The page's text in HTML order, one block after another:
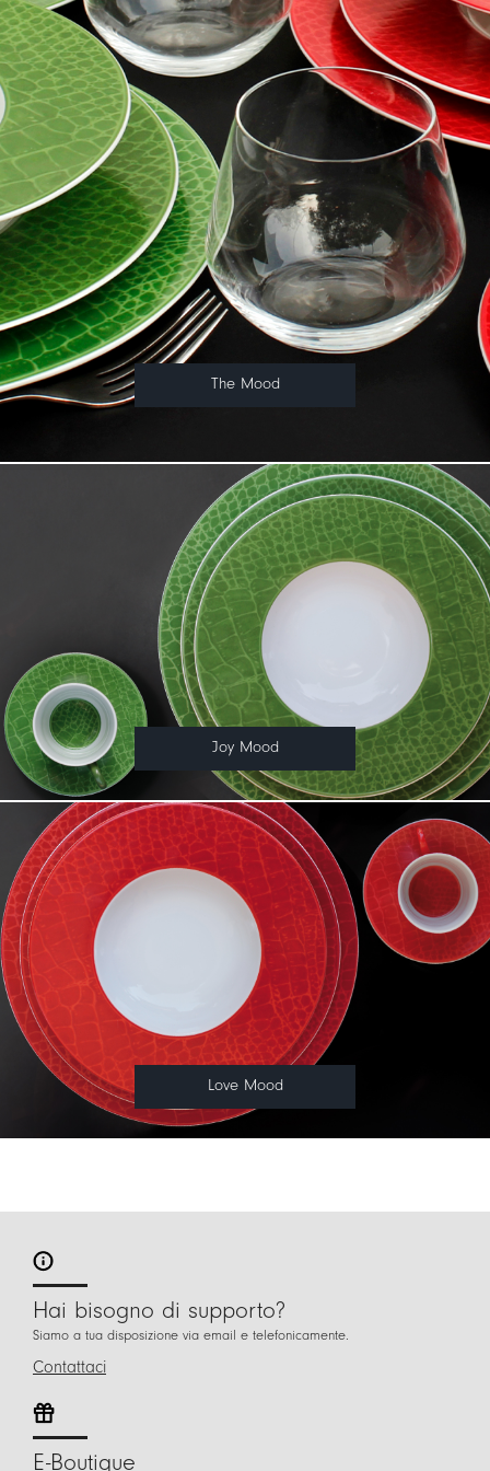
The Mood
Joy Mood
Love Mood
Hai bisogno di supporto?
Siamo a tua disposizione via email e telefonicamente.
Contattaci
E-Boutique